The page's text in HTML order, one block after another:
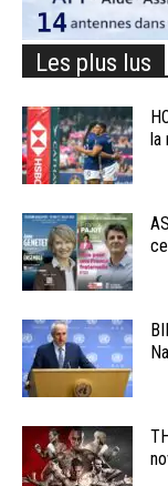
Les plus lus